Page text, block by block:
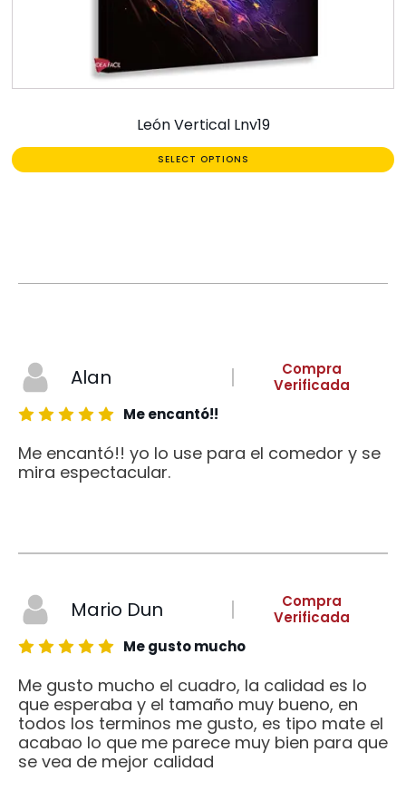
León Vertical Lnv19
SELECT OPTIONS
Alan
Compra
Verificada
Me encantó!!
Me encantó!! yo lo use para el comedor y se
mira espectacular.
Mario Dun
Compra
Verificada
Me gusto mucho
Me gusto mucho el cuadro, la calidad es lo
que esperaba y el tamaño muy bueno, en
todos los terminos me gusto, es tipo mate el
acabao lo que me parece muy bien para que
se vea de mejor calidad